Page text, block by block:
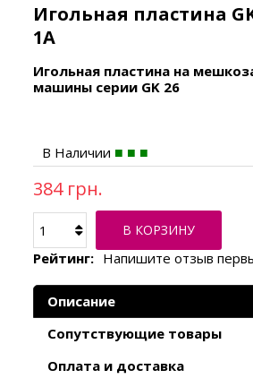
Игольная пластина
1A
Игольная пластина на
машины серии GK 26
В Наличии
384 грн.
В КОРЗИНУ
Рейтинг: Напишите отзыв
Описание
Сопутствующие товары
Оплата и доставка